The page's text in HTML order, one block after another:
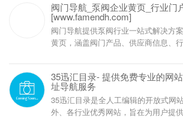
阀门导航_泵阀企业黄页_行业门
[www.famendh.com]
阀门导航提供泵阀行业一站式解决方
黄页，涵盖阀门产品、供应商信息、
www.famendh.com，探索全面的阀门
‌35迅汇目录- 提供免费专业的网
址导航服务
‌35迅汇目录是全人工编辑的开放式网
外、各行业优秀网站，旨在为用户提